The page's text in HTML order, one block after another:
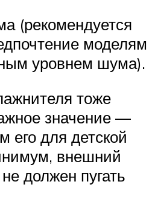
(рекомендуется
моделям
уровнем шума).
тоже
значение —
для детской
внешний
должен пугать